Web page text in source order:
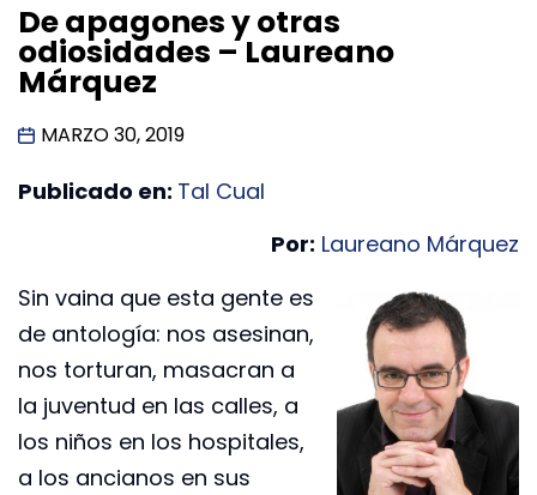
De apagones y otras
odiosidades – Laureano
Márquez
MARZO 30, 2019
Publicado en: Tal Cual
Por: Laureano Márquez
Sin vaina que esta gente es
de antología: nos asesinan,
nos torturan, masacran a
la juventud en las calles, a
los niños en los hospitales,
a los ancianos en sus